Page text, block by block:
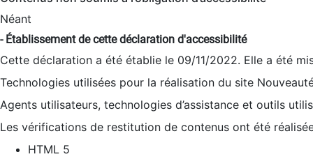
Néant
- Établissement de cette déclaration d'accessibilité
Cette déclaration a été établie le 09/11/2022. Elle a été
Technologies utilisées pour la réalisation du site
Agents utilisateurs, technologies d’assistance et outils
Les vérifications de restitution de contenus ont été
HTML 5